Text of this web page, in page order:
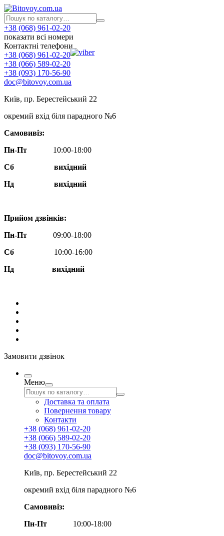
+38 (068) 961-02-20
показати всі номери
Контактні телефони
+38 (068) 961-02-20
+38 (066) 589-02-20
+38 (093) 170-56-90
doc@bitovoy.com.ua
Київ, пр. Берестейський 22
окремий вхід біля парадного №6
Самовивіз:
Пн-Пт
10:00-18:00
Сб
вихідний
Нд
вихідний
Прийом дзвінків:
Пн-Пт
09:00-18:00
Сб
10:00-16:00
Нд вихідний
Замовити дзвінок
Меню
Доставка та оплата
Повернення товару
Контакти
+38 (068) 961-02-20
+38 (066) 589-02-20
+38 (093) 170-56-90
doc@bitovoy.com.ua
Київ, пр. Берестейський 22
окремий вхід біля парадного №6
Самовивіз:
Пн-Пт
10:00-18:00